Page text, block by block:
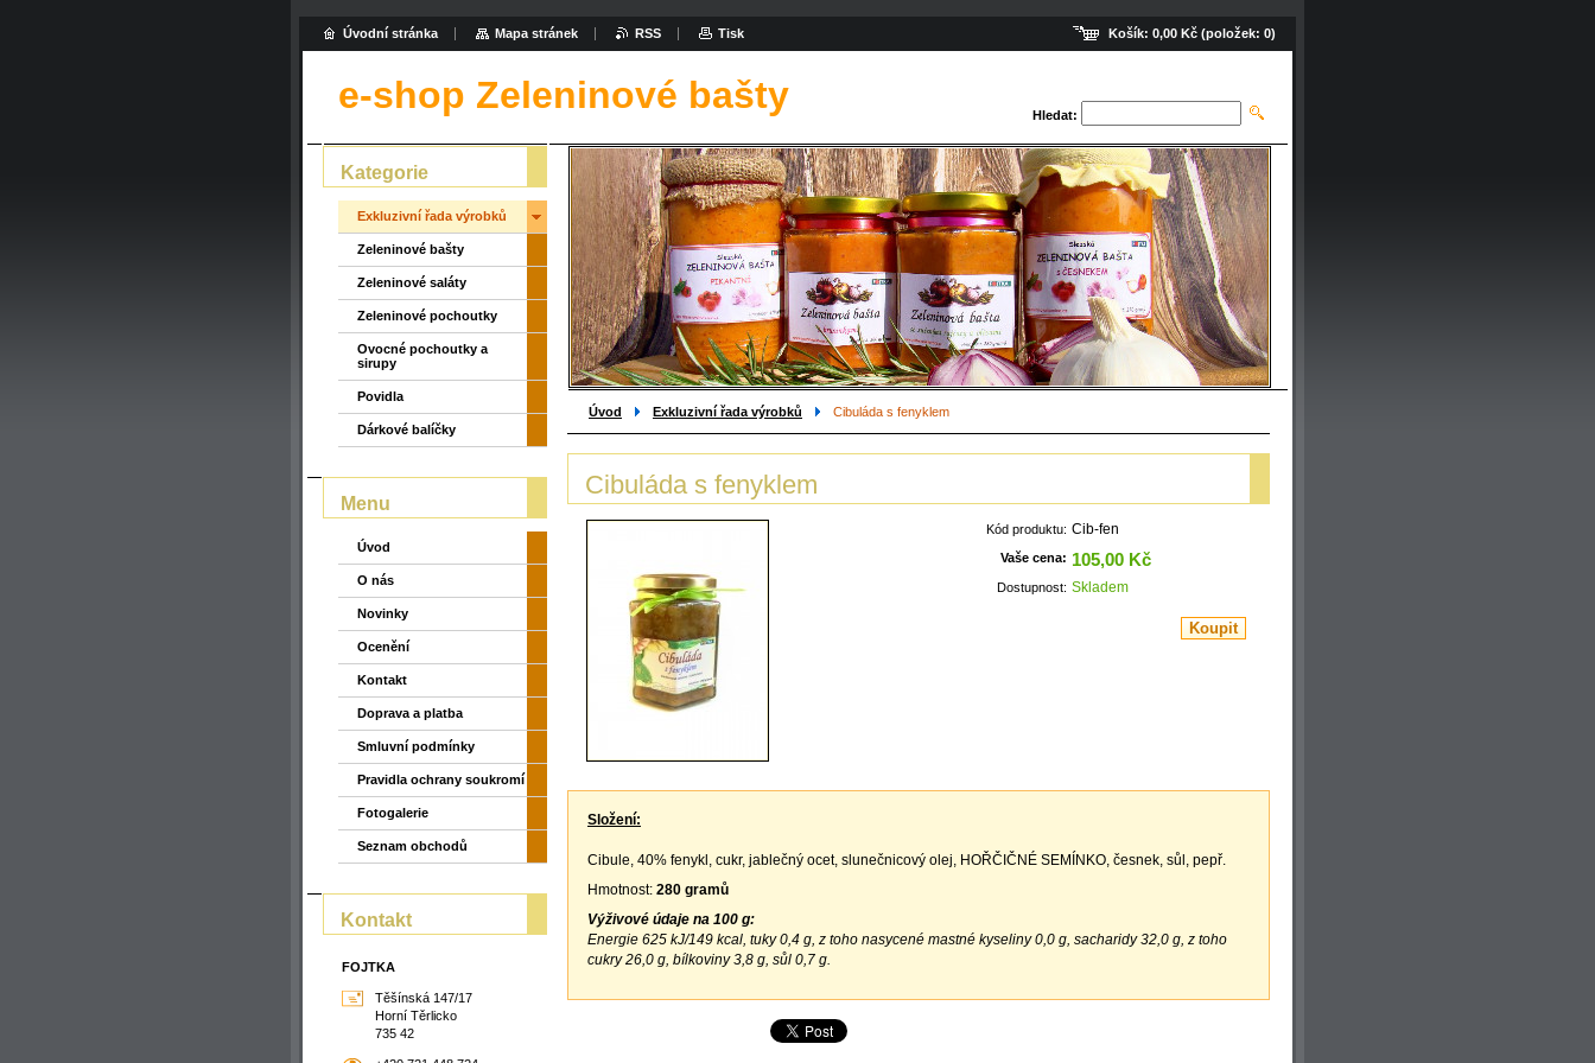
e-shop Zeleninové bašty Hledat:
Úvod Exkluzivní řada výrobků Cibuláda s fenyklem
Cibuláda s fenyklem
Kód produktu: Cib-fen
Vaše cena: 105,00 Kč
Dostupnost: Skladem
Složení:
Cibule, 40% fenykl, cukr, jablečný ocet, slunečnicový olej, HOŘČIČNÉ SEMÍNKO, česnek, sůl, pepř.
Hmotnost: 280 gramů
Výživové údaje na 100 g:
Energie 625 kJ/149 kcal, tuky 0,4 g, z toho nasycené mastné kyseliny 0,0 g, sacharidy 32,0 g, z toho
cukry 26,0 g, bílkoviny 3,8 g, sůl 0,7 g.
Kategorie
Exkluzivní řada výrobků
Zeleninové bašty
Zeleninové saláty
Zeleninové pochoutky
Ovocné pochoutky a
sirupy
Povidla
Dárkové balíčky
Menu
Úvod
O nás
Novinky
Ocenění
Kontakt
Doprava a platba
Smluvní podmínky
Pravidla ochrany soukromí
Fotogalerie
Seznam obchodů
Kontakt
FOJTKA
Těšínská 147/17
Horní Těrlicko
735 42
Košík: 0,00 Kč (položek: 0)
Úvodní stránka Mapa stránek RSS Tisk